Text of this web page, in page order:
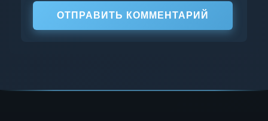
ОТПРАВИТЬ КОММЕНТАРИЙ